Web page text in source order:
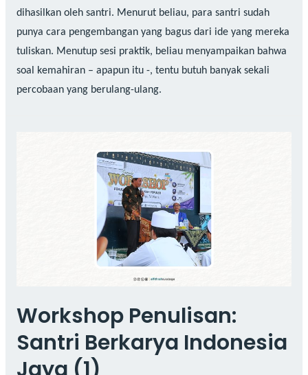
dihasilkan oleh santri. Menurut beliau, para santri sudah
punya cara pengembangan yang bagus dari ide yang mereka
tuliskan. Menutup sesi praktik, beliau menyampaikan bahwa
soal kemahiran – apapun itu -, tentu butuh banyak sekali
percobaan yang berulang-ulang.
Workshop Penulisan:
Santri Berkarya Indonesia
Jaya (1)